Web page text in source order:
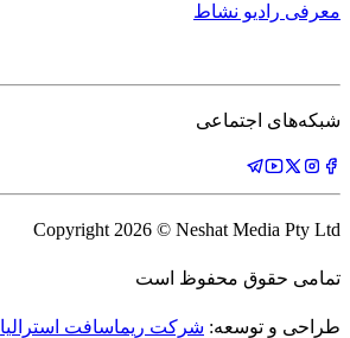
معرفی رادیو نشاط
شبکه‌های اجتماعی
Copyright 2026 © Neshat Media Pty Ltd
تمامی حقوق محفوظ است
طراحی و توسعه: شرکت ریماسافت استرالیا